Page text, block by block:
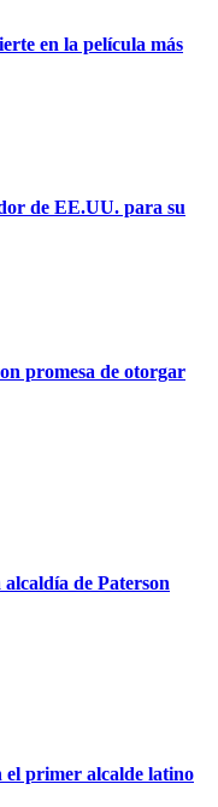
en la película más
de EE.UU. para su
promesa de otorgar
de Paterson
el primer alcalde latino